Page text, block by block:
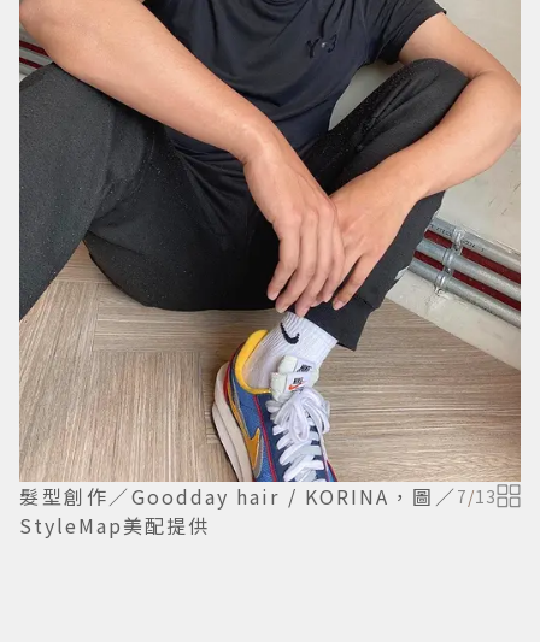
髮型創作／Goodday hair / KORINA，圖／
StyleMap美配提供
7/13